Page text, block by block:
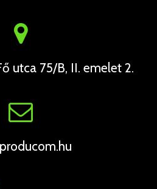
utca 75/B, II. emelet 2.